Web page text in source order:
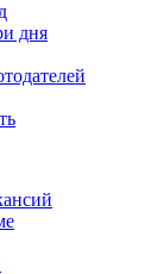
дня